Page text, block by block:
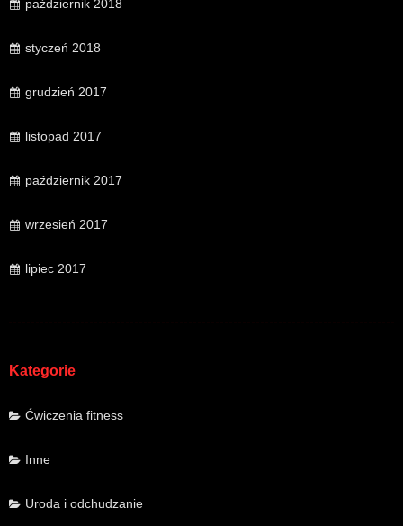
październik 2018
styczeń 2018
grudzień 2017
listopad 2017
październik 2017
wrzesień 2017
lipiec 2017
Kategorie
Ćwiczenia fitness
Inne
Uroda i odchudzanie